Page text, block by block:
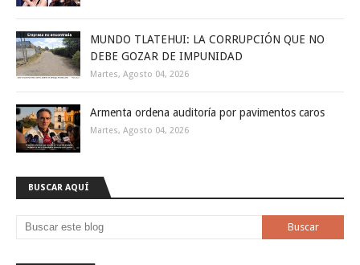
MUNDO TLATEHUI: LA CORRUPCIÓN QUE NO
DEBE GOZAR DE IMPUNIDAD
Martes, Agosto 04, 2026
Armenta ordena auditoría por pavimentos caros
Martes, Agosto 04, 2026
BUSCAR AQUÍ